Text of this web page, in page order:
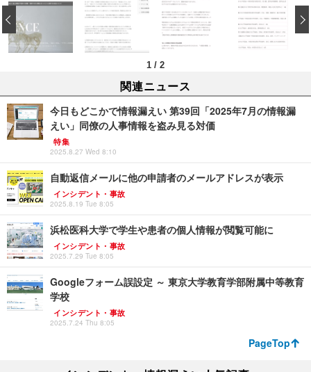
1 / 2
‹
関連ニュース
今日もどこかで情報漏えい 第39回「2025年7月の情報漏
えい」同僚の人事情報を盗み見る対価
特集
2025.8.27 Wed 8:10
自動返信メールに他の申請者のメールアドレスが表示
インシデント・事故
2025.8.19 Tue 8:05
浜松医科大学で学生や患者の個人情報が閲覧可能に
インシデント・事故
2025.7.29 Tue 8:05
Googleフォーム誤設定 ～ 東京大学教育学部附属中等教育
学校
インシデント・事故
2025.7.24 Thu 8:05
PageTop